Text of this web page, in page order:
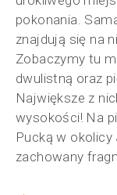
pokonania.
znajdują się na
Zobaczymy tu
dwulistną oraz
Największe z
wysokości! Na
Pucką w
zachowany